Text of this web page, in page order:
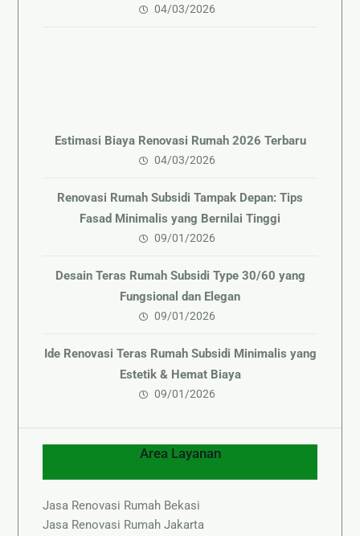
04/03/2026
Estimasi Biaya Renovasi Rumah 2026 Terbaru
04/03/2026
Renovasi Rumah Subsidi Tampak Depan: Tips
Fasad Minimalis yang Bernilai Tinggi
09/01/2026
Desain Teras Rumah Subsidi Type 30/60 yang
Fungsional dan Elegan
09/01/2026
Ide Renovasi Teras Rumah Subsidi Minimalis yang
Estetik & Hemat Biaya
09/01/2026
Area Layanan
Jasa Renovasi Rumah Bekasi
Jasa Renovasi Rumah Jakarta